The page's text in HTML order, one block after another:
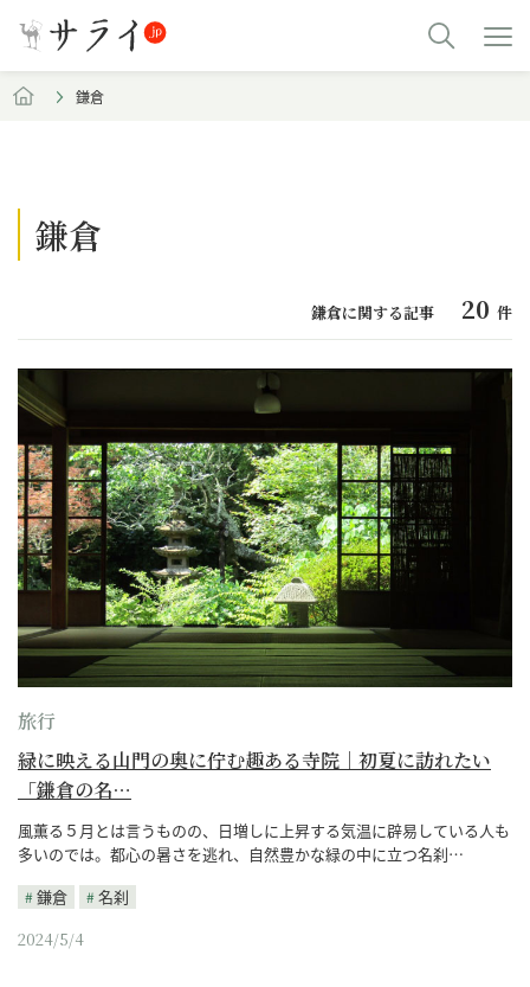
鎌倉
鎌倉
鎌倉に関する記事 20 件
旅行
緑に映える山門の奥に佇む趣ある寺院｜初夏に訪れたい
「鎌倉の名…
風薫る５月とは言うものの、日増しに上昇する気温に辟易している人も
多いのでは。都心の暑さを逃れ、自然豊かな緑の中に立つ名刹…
鎌倉
名刹
2024/5/4